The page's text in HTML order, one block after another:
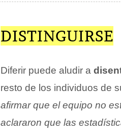
DISTINGUIRSE
Diferir puede aludir a
resto de los individuos de
afirmar que el equipo no
aclararon que las